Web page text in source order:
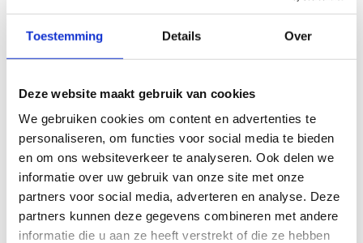
Toestemming Details Over
Deze website maakt gebruik van cookies
We gebruiken cookies om content en advertenties te
personaliseren, om functies voor social media te bieden
en om ons websiteverkeer te analyseren. Ook delen we
informatie over uw gebruik van onze site met onze
partners voor social media, adverteren en analyse. Deze
partners kunnen deze gegevens combineren met andere
informatie die u aan ze heeft verstrekt of die ze hebben
domein Wortel-Kolonie, biedt een geweldige ervaring voor
zowel beginnende als ervaren lopers. Dit gebied, dat in 2021
: 4,6 km, 95% onverhard, loopt langs
Bootjesven.
Blauwe lus : 6,1 km, 95% onverhard, loopt door
grote dreven en single track paden.
Rode lus: 9,53 km, 94% onverhard, combineert de
groene en blauwe lus en bevat alle
bezienswaardigheden.